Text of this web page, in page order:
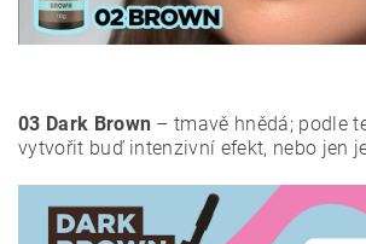
03 Dark Brown – tmavě hnědá; podle
vytvořit buď intenzivní efekt, nebo jen